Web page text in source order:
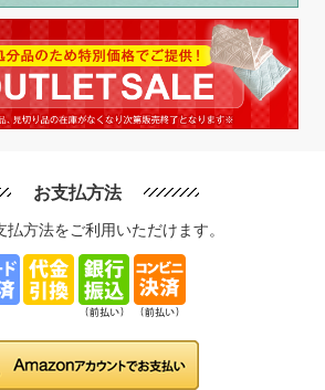
お支払方法
払方法をご利用いただけます。